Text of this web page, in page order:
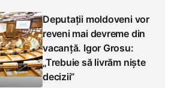
Deputații moldoveni vor
reveni mai devreme din
vacanță. Igor Grosu:
„Trebuie să livrăm niște
decizii”